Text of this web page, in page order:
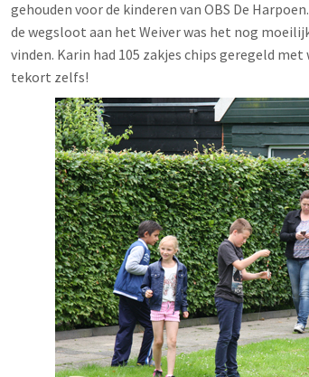
gehouden voor de kinderen van OBS De
de wegsloot aan het Weiver was het nog
vinden. Karin had 105 zakjes chips geregeld
tekort zelfs!